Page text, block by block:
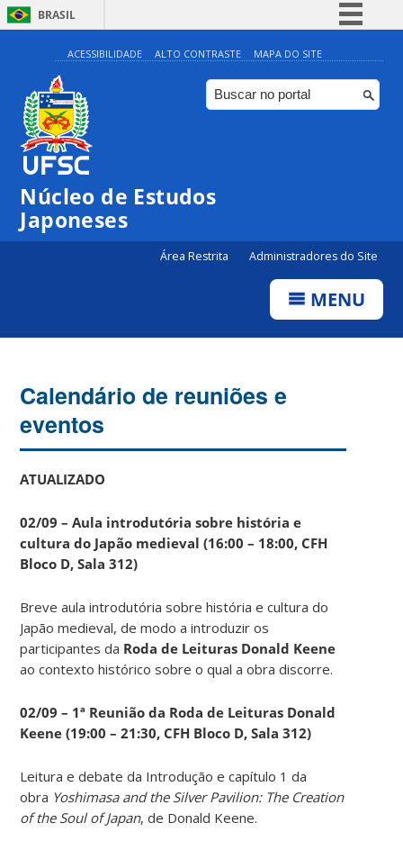
BRASIL
Simplifique!
Comunica BR
Participe
ACESSIBILIDADE ALTO CONTRASTE MAPA DO SITE
Núcleo de Estudos
Japoneses
Área Restrita Administradores do Site
MENU
Calendário de reuniões e
eventos
ATUALIZADO
02/09 – Aula introdutória sobre história e
cultura do Japão medieval (16:00 – 18:00, CFH
Bloco D, Sala 312)
Breve aula introdutória sobre história e cultura do
Japão medieval, de modo a introduzir os
participantes da Roda de Leituras Donald Keene
ao contexto histórico sobre o qual a obra discorre.
02/09 – 1ª Reunião da Roda de Leituras Donald
Keene (19:00 – 21:30, CFH Bloco D, Sala 312)
Leitura e debate da Introdução e capítulo 1 da
obra Yoshimasa and the Silver Pavilion: The Creation
of the Soul of Japan, de Donald Keene.